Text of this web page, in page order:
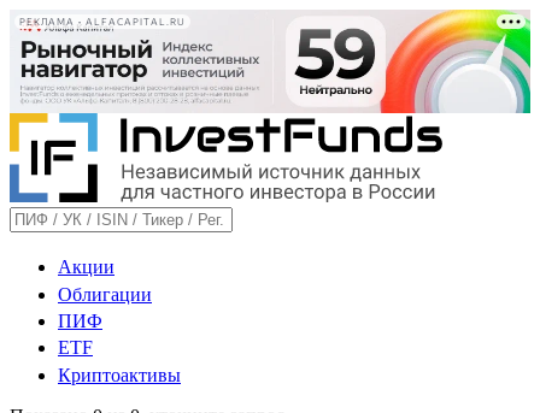
РЕКЛАМА • ALFACAPITAL.RU
Акции
Облигации
ПИФ
ETF
Криптоактивы